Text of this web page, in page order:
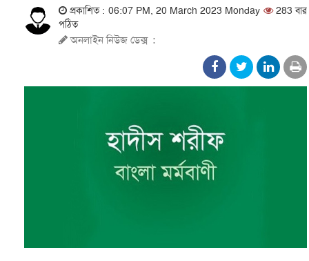
প্রকাশিত : 06:07 PM, 20 March 2023 Monday
283 বার
পঠিত
অনলাইন নিউজ ডেক্স :